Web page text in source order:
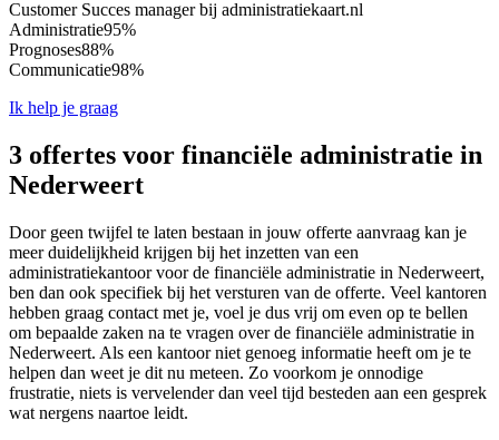
Customer Succes manager bij administratiekaart.nl
Administratie95%
Prognoses88%
Communicatie98%
Ik help je graag
3 offertes voor financiële administratie in
Nederweert
Door geen twijfel te laten bestaan in jouw offerte aanvraag kan je
meer duidelijkheid krijgen bij het inzetten van een
administratiekantoor voor de financiële administratie in Nederweert,
ben dan ook specifiek bij het versturen van de offerte. Veel kantoren
hebben graag contact met je, voel je dus vrij om even op te bellen
om bepaalde zaken na te vragen over de financiële administratie in
Nederweert. Als een kantoor niet genoeg informatie heeft om je te
helpen dan weet je dit nu meteen. Zo voorkom je onnodige
frustratie, niets is vervelender dan veel tijd besteden aan een gesprek
wat nergens naartoe leidt.